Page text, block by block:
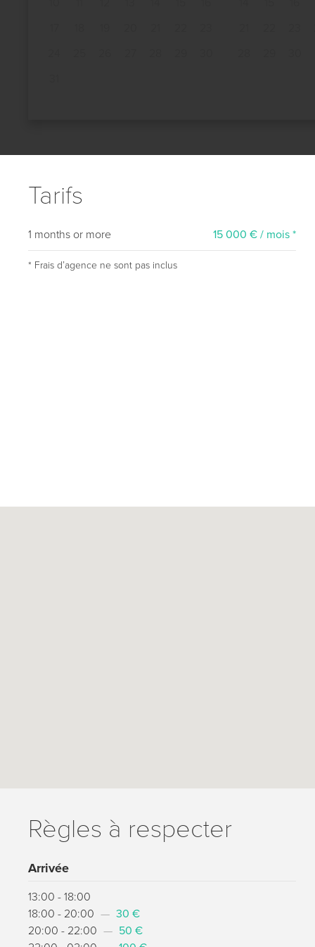
Tarifs
1 months or more 15 000 € / mois *
* Frais dʼagence ne sont pas inclus
Règles à respecter
Arrivée
13:00 - 18:00
18:00 - 20:00 — 30 €
20:00 - 22:00 — 50 €